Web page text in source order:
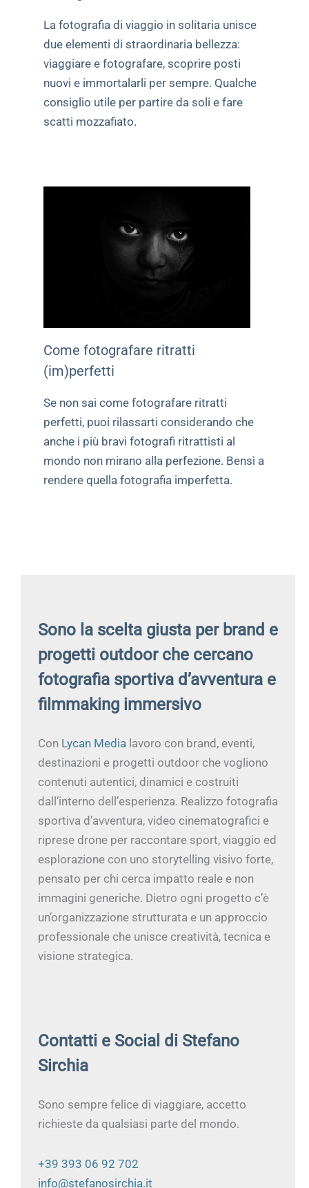
La fotografia di viaggio in solitaria unisce
due elementi di straordinaria bellezza:
viaggiare e fotografare, scoprire posti
nuovi e immortalarli per sempre. Qualche
consiglio utile per partire da soli e fare
scatti mozzafiato.
Come fotografare ritratti
(im)perfetti
Se non sai come fotografare ritratti
perfetti, puoi rilassarti considerando che
anche i più bravi fotografi ritrattisti al
mondo non mirano alla perfezione. Bensì a
rendere quella fotografia imperfetta.
Sono la scelta giusta per brand e
progetti outdoor che cercano
fotografia sportiva d’avventura e
filmmaking immersivo
Con Lycan Media lavoro con brand, eventi,
destinazioni e progetti outdoor che vogliono
contenuti autentici, dinamici e costruiti
dall’interno dell’esperienza. Realizzo fotografia
sportiva d’avventura, video cinematografici e
riprese drone per raccontare sport, viaggio ed
esplorazione con uno storytelling visivo forte,
pensato per chi cerca impatto reale e non
immagini generiche. Dietro ogni progetto c’è
un’organizzazione strutturata e un approccio
professionale che unisce creatività, tecnica e
visione strategica.
Contatti e Social di Stefano
Sirchia
Sono sempre felice di viaggiare, accetto
richieste da qualsiasi parte del mondo.
+39 393 06 92 702
info@stefanosirchia.it